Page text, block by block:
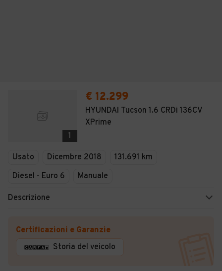
1
€ 12.299
HYUNDAI Tucson 1.6 CRDi 136CV
XPrime
Usato Dicembre 2018
131.691 km
Diesel - Euro 6
Manuale
Descrizione
Certificazioni e Garanzie
Storia del veicolo